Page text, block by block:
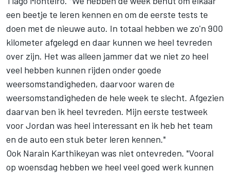
een beetje te leren kennen en om de eerste tests te
doen met de nieuwe auto. In totaal hebben we zo'n 900
kilometer afgelegd en daar kunnen we heel tevreden
over zijn. Het was alleen jammer dat we niet zo heel
veel hebben kunnen rijden onder goede
weersomstandigheden, daarvoor waren de
weersomstandigheden de hele week te slecht. Afgezien
daarvan ben ik heel tevreden. Mijn eerste testweek
voor Jordan was heel interessant en ik heb het team
en de auto een stuk beter leren kennen."
Ook Narain Karthikeyan was niet ontevreden. "Vooral
op woensdag hebben we heel veel goed werk kunnen